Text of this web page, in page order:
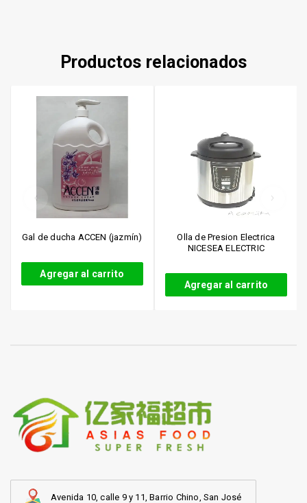
Productos relacionados
Gal de ducha ACCEN (jazmín)
Agregar al carrito
Olla de Presion Electrica
NICESEA ELECTRIC
Agregar al carrito
Avenida 10, calle 9 y 11, Barrio Chino, San José